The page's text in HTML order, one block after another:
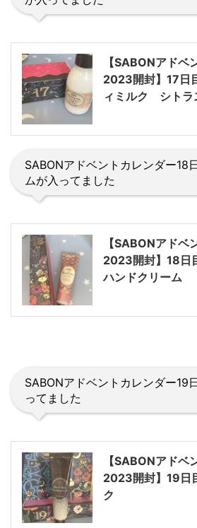
【SABONアドベ
2023開封】17日
ィミルク シトラ
SABONアドベントカレンダー
ムが入ってました
【SABONアドベ
2023開封】18日
ハンドクリーム
SABONアドベントカレンダー
ってました
【SABONアドベ
2023開封】19日
ク